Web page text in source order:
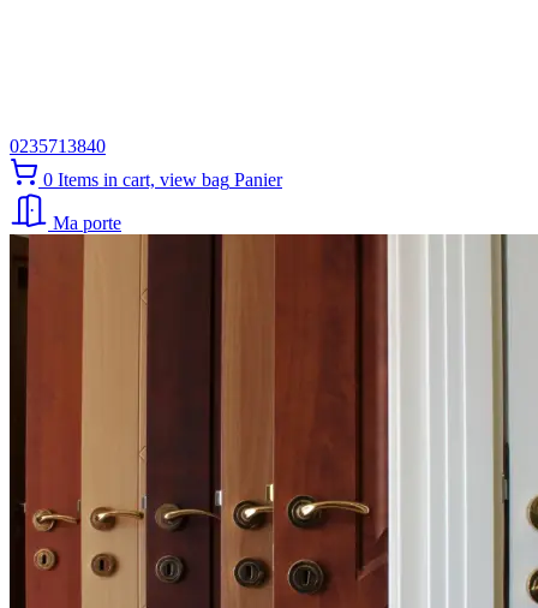
0235713840
0 Items in cart, view bag Panier
Ma porte